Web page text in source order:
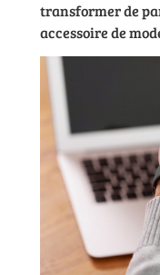
transformer de
accessoire de